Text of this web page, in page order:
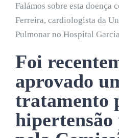
Falámos sobre esta doença
Ferreira, cardiologista da
Pulmonar no Hospital
Foi
aprovado
tratamento